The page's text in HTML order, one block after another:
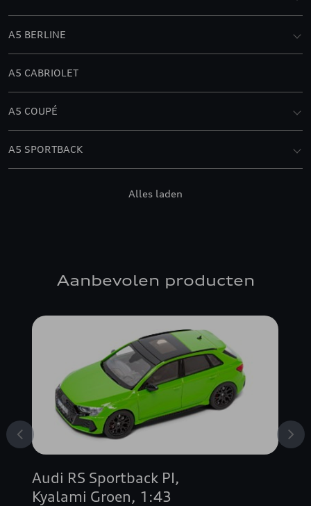
A5 BERLINE
A5 CABRIOLET
A5 COUPÉ
A5 SPORTBACK
R8 SPYDER
RS 4 AVANT
Alles laden
Aanbevolen producten
Audi RS Sportback PI,
Kyalami Groen, 1:43